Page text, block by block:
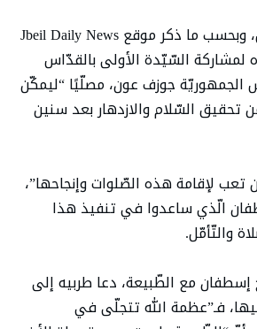
بعد الإنجيل المقدّس، وبحسب ما ذكر موقع Jbeil Daily News
لمشاركة السّيّدة الأولى بالقدّاس
الجمهوريّة جوزف عون، مصلّيًا “ليمكّن
تحقيق السّلام والازدهار بعد سنين
لإقامة هذه الصّلوات وإنجاحها”،
الّذي ساعدوا في تنفيذ هذا
والتّأمّل.
مع الطّبيعة، دعا طربيه إلى
فـ”عظمة الله تتجلّى في